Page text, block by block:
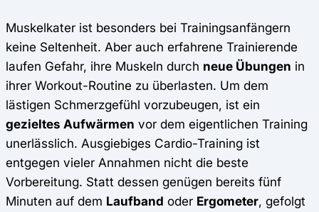
Muskelkater ist besonders bei Trainingsanfängern
keine Seltenheit. Aber auch erfahrene Trainierende
laufen Gefahr, ihre Muskeln durch neue Übungen in
ihrer Workout-Routine zu überlasten. Um dem
lästigen Schmerzgefühl vorzubeugen, ist ein
gezieltes Aufwärmen vor dem eigentlichen Training
unerlässlich. Ausgiebiges Cardio-Training ist
entgegen vieler Annahmen nicht die beste
Vorbereitung. Statt dessen genügen bereits fünf
Minuten auf dem Laufband oder Ergometer, gefolgt